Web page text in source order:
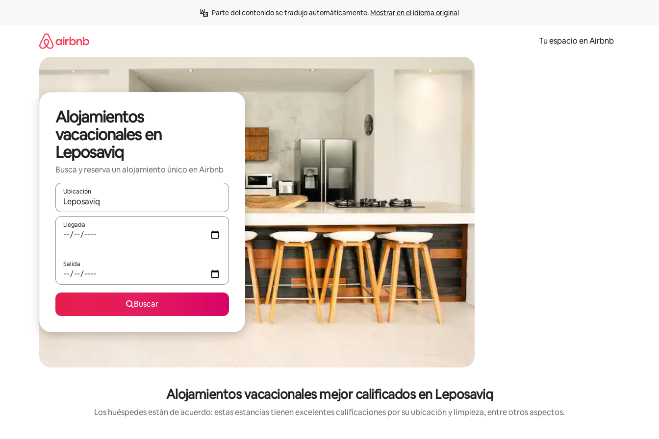
Parte del contenido se tradujo automáticamente. Mostrar en el idioma original
Tu espacio en Airbnb
Alojamientos
vacacionales en
Leposaviq
Busca y reserva un alojamiento único en Airbnb
Ubicación
Cuando los resultados estén disponibles, podrás navegar usando las teclas de las flechas hacia arriba y hacia abajo, o bien tocando y deslizando la pantalla.
Llegada
Salida
Buscar
Alojamientos vacacionales mejor calificados en Leposaviq
Los huéspedes están de acuerdo: estas estancias tienen excelentes calificaciones por su ubicación y limpieza, entre otros aspectos.